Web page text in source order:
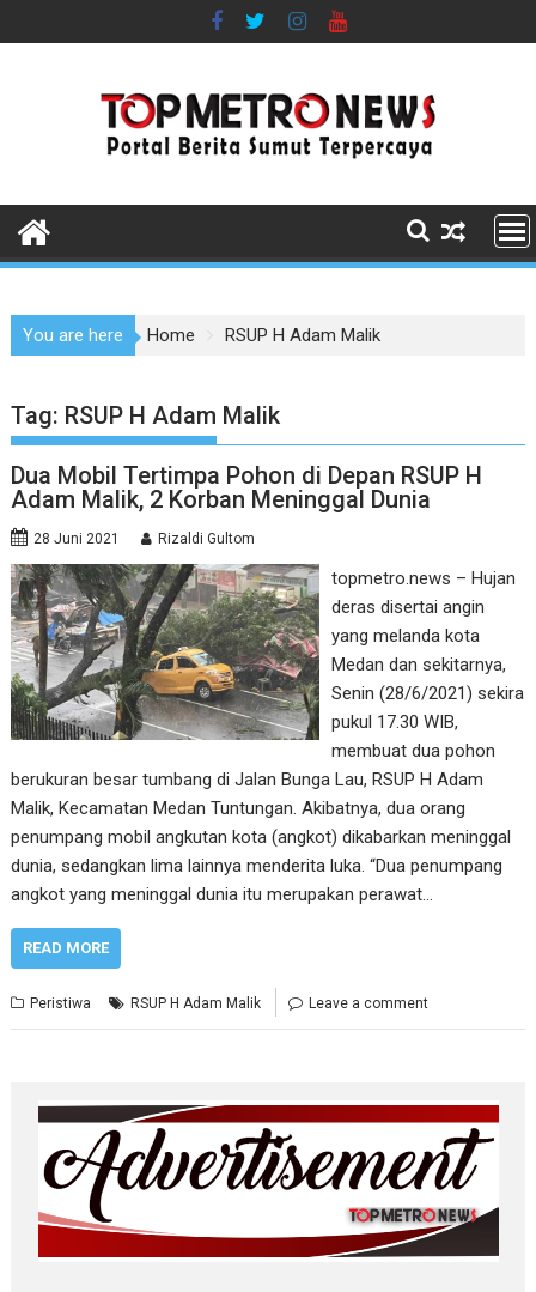
to
You are here Home RSUP H Adam Malik
Tag: RSUP H Adam Malik
Dua Mobil Tertimpa Pohon di Depan RSUP H
Adam Malik, 2 Korban Meninggal Dunia
28 Juni 2021 Rizaldi Gultom
topmetro.news – Hujan
deras disertai angin
yang melanda kota
Medan dan sekitarnya,
Senin (28/6/2021) sekira
pukul 17.30 WIB,
membuat dua pohon
berukuran besar tumbang di Jalan Bunga Lau, RSUP H Adam
Malik, Kecamatan Medan Tuntungan. Akibatnya, dua orang
penumpang mobil angkutan kota (angkot) dikabarkan meninggal
dunia, sedangkan lima lainnya menderita luka. “Dua penumpang
angkot yang meninggal dunia itu merupakan perawat…
READ MORE
Peristiwa RSUP H Adam Malik Leave a comment